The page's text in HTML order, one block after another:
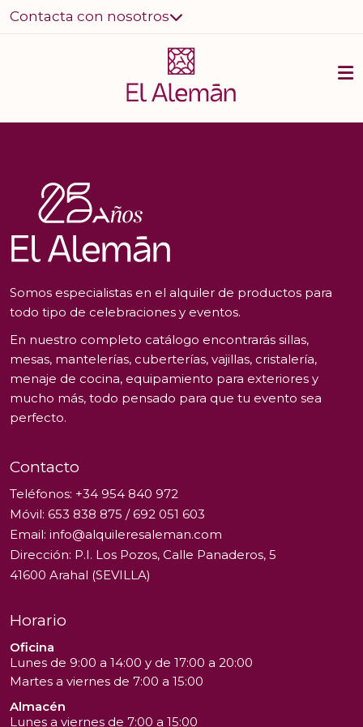
Contacta con nosotros
Somos especialistas en el alquiler de productos para
todo tipo de celebraciones y eventos.
En nuestro completo catálogo encontrarás sillas,
mesas, mantelerías, cuberterías, vajillas, cristalería,
menaje de cocina, equipamiento para exteriores y
mucho más, todo pensado para que tu evento sea
perfecto.
Contacto
Teléfonos: +34 954 840 972
Móvil: 653 838 875 /692 051 603
Email: info@alquileresaleman.com
Dirección: P.I. Los Pozos, Calle Panaderos, 5
41600 Arahal (SEVILLA)
Horario
Oficina
Lunes de 9:00 a 14:00 y de 17:00 a 20:00
Martes a viernes de 7:00 a 15:00
Almacén
Lunes a viernes de 7:00 a 15:00